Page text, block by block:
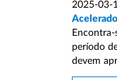
2025-03-
período
devem